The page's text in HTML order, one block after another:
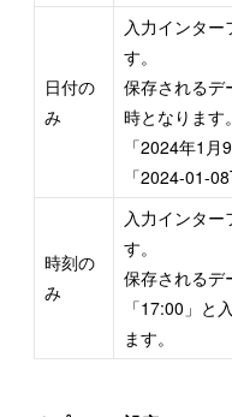
日付の
み
入力インター
す。
保存されるデ
時となります。
「2024年1月
「2024-01-
時刻の
み
入力インター
す。
保存されるデ
「17:00」と
ます。